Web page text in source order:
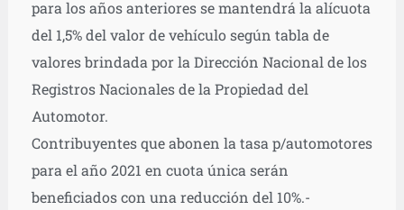
para los años anteriores se mantendrá la alícuota
del 1,5% del valor de vehículo según tabla de
valores brindada por la Dirección Nacional de los
Registros Nacionales de la Propiedad del
Automotor.
Contribuyentes que abonen la tasa p/automotores
para el año 2021 en cuota única serán
beneficiados con una reducción del 10%.-